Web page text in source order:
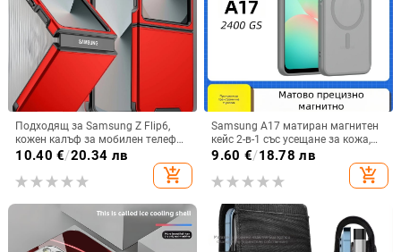
Подходящ за Samsung Z Flip6,
кожен калъф за мобилен телефон
Flip5, твърд двустранен калъф
против падане за Flip7, защитен
калъф Armor
10.40 €/20.34 лв
add_shopping_cart
Samsung A17 матиран магнитен
кейс 2-в-1 със усещане за кожа,
удароустойчива обвивка от
червено, лилаво, синьо, черно
9.60 €/18.78 лв
add_shopping_cart